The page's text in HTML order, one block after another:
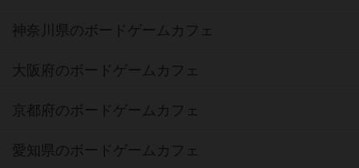
神奈川県のボードゲームカフェ
大阪府のボードゲームカフェ
京都府のボードゲームカフェ
愛知県のボードゲームカフェ